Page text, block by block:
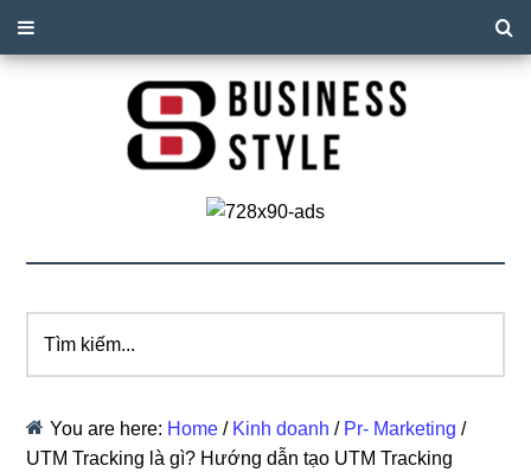
kiếm...
You are here: Home / Kinh doanh / Pr- Marketing /
UTM Tracking là gì? Hướng dẫn tạo UTM Tracking